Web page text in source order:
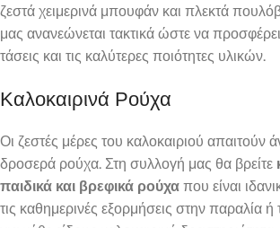
ζεστά χειμερινά μπουφάν και πλεκτά
μας ανανεώνεται τακτικά ώστε να προσφέρει
τάσεις και τις καλύτερες ποιότητες υλικών.
Καλοκαιρινά Ρούχα
Οι ζεστές μέρες του καλοκαιριού απαιτούν
δροσερά ρούχα. Στη συλλογή μας θα βρείτε
παιδικά και βρεφικά ρούχα που είναι
τις καθημερινές εξορμήσεις στην παραλία